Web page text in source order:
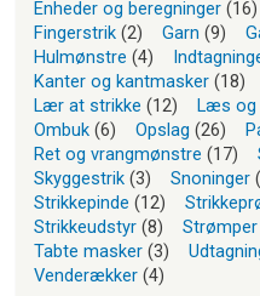
Enheder og beregninger (16)
Fingerstrik (2) Garn (9)
Hulmønstre (4)
Kanter og kantmasker (18)
Lær at strikke (12) Læs
Ombuk (6) Opslag (26)
Ret og vrangmønstre (17)
Skyggestrik (3) Snoninger
Strikkepinde (12)
Strikkeudstyr (8)
Tabte masker (3)
Venderækker (4)